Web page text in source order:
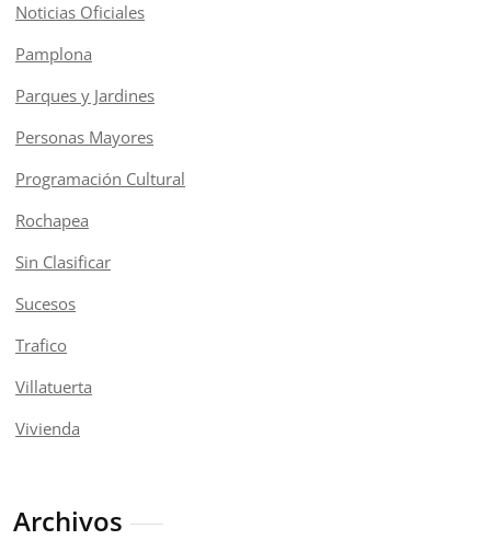
Noticias Oficiales
Pamplona
Parques y Jardines
Personas Mayores
Programación Cultural
Rochapea
Sin Clasificar
Sucesos
Trafico
Villatuerta
Vivienda
Archivos